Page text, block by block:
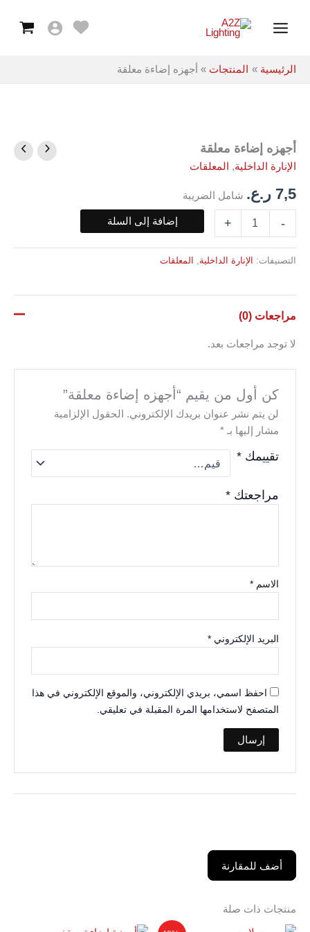
Menu
الرئيسية المنتجات أجهزه إضاءة معلقة
أجهزه إضاءة معلقة
الإنارة الداخلية, المعلقات
7,5 ر.ع. شامل الضريبة
-
كمية
أجهزه
إضاءة
معلقة
+ إضافة إلى السلة
التصنيفات: الإنارة الداخلية المعلقات
مراجعات (0)
لا توجد مراجعات بعد.
كن أول من يقيم “أجهزه إضاءة معلقة”
لن يتم نشر عنوان بريدك الإلكتروني.
الحقول الإلزامية
مشار إليها بـ*
تقييمك*
مراجعتك*
الاسم*
البريد الإلكتروني*
احفظ اسمي، بريدي الإلكتروني، والموقع الإلكتروني في هذا
المتصفح لاستخدامها المرة المقبلة في تعليقي.
أضف للمقارنة
منتجات ذات صلة
السعر